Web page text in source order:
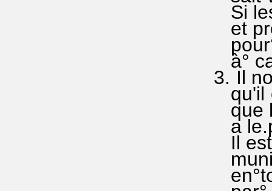
Si
et
à°
3. Il
qu'il
que
a
Il est
muni